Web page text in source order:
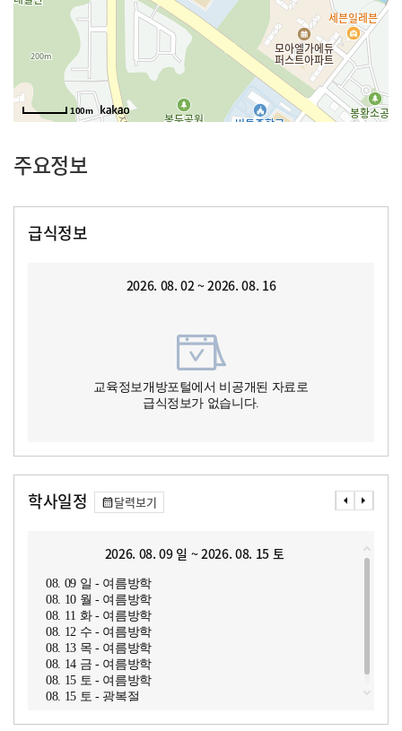
100m
주요정보
급식정보
2026. 08. 02 ~ 2026. 08. 16
교육정보개방포털에서 비공개된 자료로
급식정보가 없습니다.
학사일정 달력보기
2026. 08. 09 일 ~ 2026. 08. 15 토
08. 09 일 - 여름방학
08. 10 월 - 여름방학
08. 11 화 - 여름방학
08. 12 수 - 여름방학
08. 13 목 - 여름방학
08. 14 금 - 여름방학
08. 15 토 - 여름방학
08. 15 토 - 광복절